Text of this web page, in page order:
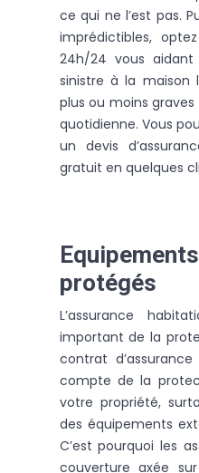
ce qui ne l’est pas.
imprédictibles,
24h/24 vous
sinistre à la maison
plus ou moins
quotidienne. Vous
un devis
gratuit en quelques
protégés
L’assurance
important de la
contrat
compte de la
votre propriété,
des équipements
C’est pourquoi les
couverture axée